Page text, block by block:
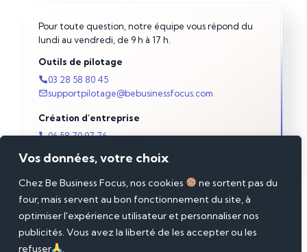
Vos données, votre choix
Chez Be Business Focus, nos cookies
ne sortent pas du
four, mais servent au bon fonctionnement du site, à
optimiser l'expérience utilisateur et personnaliser nos
publicités. Vous avez la liberté de les accepter ou les
refuser
.
Pour toute question, notre équipe vous répond du
lundi au vendredi, de 9 h à 17 h.
Outils de pilotage
03 28 58 80 45
supportpilotage@bebusinessfocus.com
Création d’entreprise
06 58 70 97 76
À propos
Procédure LCB-FT
Qui sommes-nous ?
Conditions générales
Réseaux sociaux
Linkedin